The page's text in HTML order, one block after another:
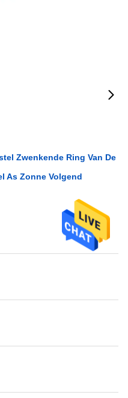
Zwenkende Ring Van De
As Zonne Volgend